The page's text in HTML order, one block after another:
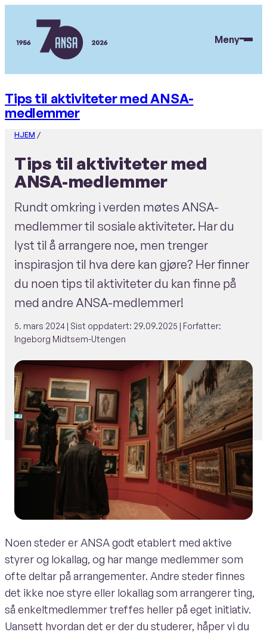
hovedinnhold
Meny
Tips til aktiviteter med ANSA-
medlemmer
HJEM /
Tips til aktiviteter med
ANSA-medlemmer
Rundt omkring i verden møtes ANSA-
medlemmer til sosiale aktiviteter. Har du
lyst til å arrangere noe, men trenger
inspirasjon til hva dere kan gjøre? Her finner
du noen tips til aktiviteter du kan finne på
med andre ANSA-medlemmer!
5. mars 2024 | Sist oppdatert: 29.09.2025 | Forfatter:
Ingeborg Midtsem-Utengen
Noen steder er ANSA godt etablert med aktive
styrer og lokallag, og har mange medlemmer som
ofte deltar på arrangementer. Andre steder finnes
det ikke noe styre eller lokallag som arrangerer ting,
så enkeltmedlemmer treffes heller på eget initiativ.
Uansett hvordan det er der du studerer, håper vi du